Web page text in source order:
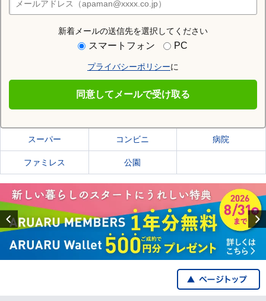
新着メールの送信先を選択してください
スマートフォン PC
プライバシーポリシーに
同意してメールで受け取る
店舗検索
住む街研究所で松本市の情報を見る
松本市の施設一覧
スーパー コンビニ 病院
ファミレス 公園
Previous